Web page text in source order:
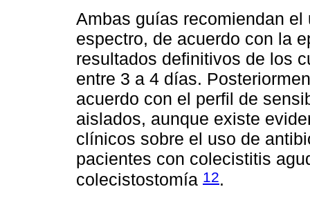
Ambas guías recomiendan
espectro, de acuerdo con la
resultados definitivos de los
entre 3 a 4 días.
acuerdo con el perfil de
aislados, aunque existe
clínicos sobre el uso de
pacientes con colecistitis
colecistostomía 12.